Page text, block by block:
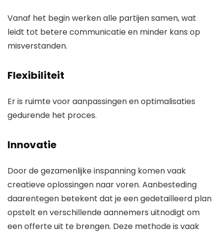
Vanaf het begin werken alle partijen samen, wat
leidt tot betere communicatie en minder kans op
misverstanden.
Flexibiliteit
Er is ruimte voor aanpassingen en optimalisaties
gedurende het proces.
Innovatie
Door de gezamenlijke inspanning komen vaak
creatieve oplossingen naar voren. Aanbesteding
daarentegen betekent dat je een gedetailleerd plan
opstelt en verschillende aannemers uitnodigt om
een offerte uit te brengen. Deze methode is vaak